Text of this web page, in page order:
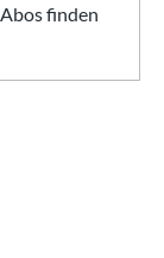
finden